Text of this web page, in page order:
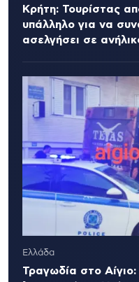
Κρήτη: Τουρίστας
υπάλληλο για να
ασελγήσει σε
Ελλάδα
Τραγωδία στο